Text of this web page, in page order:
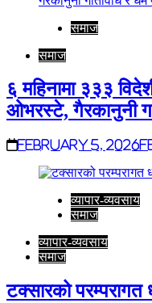
समाज
समाज
६ महिनामा ३३३
ओभरस्टे, गैरकानुनी
February 5, 2026
व्यापार-व्यवसाय
समाज
व्यापार-व्यवसाय
समाज
टक्सारको परम्परागत